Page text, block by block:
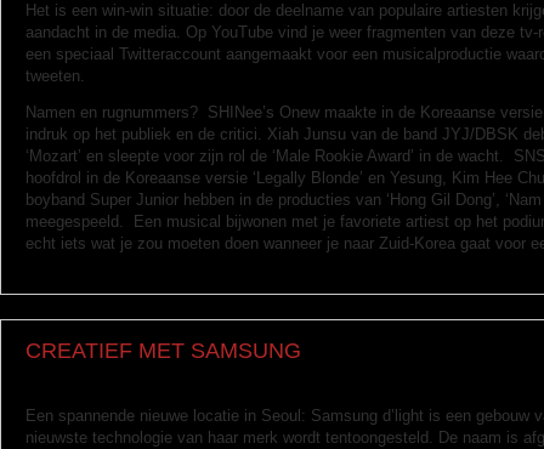
Het is een win-win situatie: door de deelname van populaire artiesten
aandacht in de media. Op YouTube vind je weer fragmenten van deze
een speciaal Twitteraccount aangemaakt voor een musicalproductie
tweeten.
Namen en rugnummers? SHINee’s Onew maakte in de Koreaanse
indruk op het publiek en de critici. Xiah Junsu van de band JYJ/DBSK
‘Mozart’ en sleepte voor zijn rol de ‘Male Rookie Award’ in de wacht.
hoofdrol in de Koreaanse versie ‘Legally Blonde’ en Yesung, Kim Hee
boyband Super Junior hebben in de producties van ‘Hong Gil Dong’, ‘Nam
meegespeeld. Een musical bijwonen met je favoriete artiest op het
echt iets wat je zou moeten doen wanneer je naar Zuid-Korea gaat voor
CREATIEF MET SAMSUNG
Een spannende nieuwe locatie in Seoul: Samsung d’light is een gebouw
nieuwste technologie van haar merk wordt tentoongesteld. De naam is